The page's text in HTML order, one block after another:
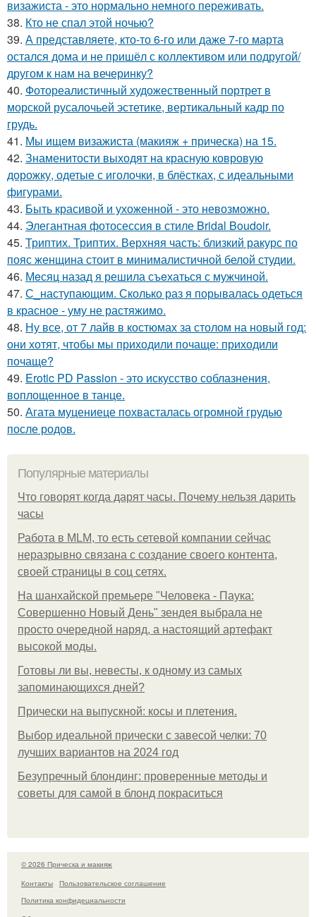
визажиста - это нормально немного переживать.
38. Кто не спал этой ночью?
39. А представляете, кто-то 6-го или даже 7-го марта
остался дома и не пришёл с коллективом или подругой/
другом к нам на вечеринку?
40. Фотореалистичный художественный портрет в
морской русалочьей эстетике, вертикальный кадр по
грудь.
41. Мы ищем визажиста (макияж + прическа) на 15.
42. Знаменитости выходят на красную ковровую
дорожку, одетые с иголочки, в блёстках, с идеальными
фигурами.
43. Быть красивой и ухоженной - это невозможно.
44. Элегантная фотосессия в стиле Bridal Boudoir.
45. Триптих. Триптих. Верхняя часть: близкий ракурс по
пояс женщина стоит в минималистичной белой студии.
46. Мeсяц назад я решила съeхаться с мужчиной.
47. С_наступающим. Сколько раз я порывалась одеться
в красное - уму не растяжимо.
48. Ну все, от 7 лайв в костюмах за столом на новый год:
они хотят, чтобы мы приходили почаще: приходили
почаще?
49. Erotic PD Passion - это искусство соблазнения,
воплощенное в танце.
50. Агата муцениеце похвасталась огромной грудью
после родов.
Популярные материалы
Что говорят когда дарят часы. Почему нельзя дарить
часы
Работа в MLM, то есть сетевой компании сейчас
неразрывно связана с создание своего контента,
своей страницы в соц сетях.
На шанхайской премьере "Человека - Паука:
Совершенно Новый День" зендея выбрала не
просто очередной наряд, а настоящий артефакт
высокой моды.
Готовы ли вы, невесты, к одному из самых
запоминающихся дней?
Прически на выпускной: косы и плетения.
Выбор идеальной прически с завесой челки: 70
лучших вариантов на 2024 год
Безупречный блондинг: проверенные методы и
советы для самой в блонд покраситься
© 2026 Прическа и макияж
Контакты
Пользовательское соглашение
Политика конфидециальности